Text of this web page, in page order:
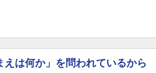
は何か」を問われているから